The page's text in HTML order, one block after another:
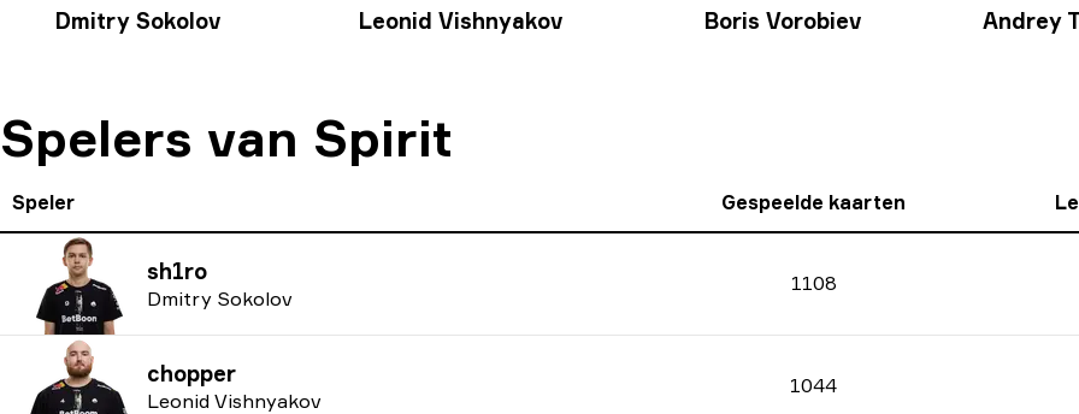
Dmitry Sokolov Leonid Vishnyakov Boris Vorobiev Andrey
Spelers van Spirit
Speler Gespeelde kaarten
sh1ro
Dmitry Sokolov
1108
chopper
Leonid Vishnyakov
1044